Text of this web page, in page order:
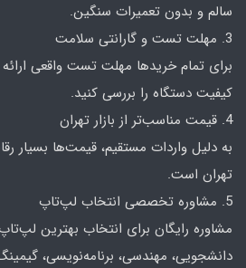
سالم و بدون تعمیرات سنگین.
3. مهلت تست و گارانتی سلامت
برای تمام خریدها مهلت تست واقعی
کیفیت دستگاه را بررسی کنید.
4. قیمت مناسب‌تر از بازار تهران
به دلیل واردات مستقیم، قیمت‌ها بسیار
تهران است.
5. مشاوره تخصصی انتخاب لپ‌تاپ
مشاوره رایگان برای انتخاب بهترین
دانشجویی، مهندسی، برنامه‌نویسی،